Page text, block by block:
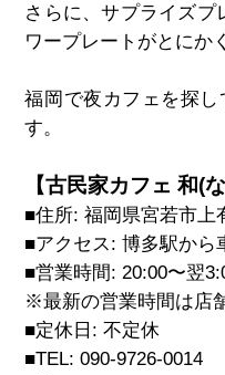
さらに、サプライズプ
ワープレートがとにか
福岡で夜カフェを探
す。
【古民家カフェ 和(
■住所:福岡県宮若市上
■アクセス :博多駅から
■営業時間: 20:00〜翌
※最新の営業時間は店
■定休日 :不定休
■TEL: 090-9726-0014